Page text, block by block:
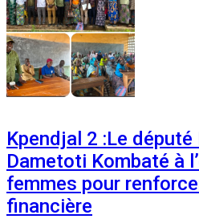
Kpendjal 2 :Le
Dametoti Kombaté à
femmes pour
financière